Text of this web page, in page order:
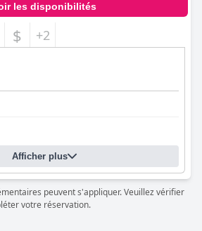
les disponibilités
$ +2
Afficher plus
peuvent s'appliquer. Veuillez vérifier
votre réservation.